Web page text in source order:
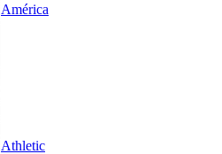
América
Athletic